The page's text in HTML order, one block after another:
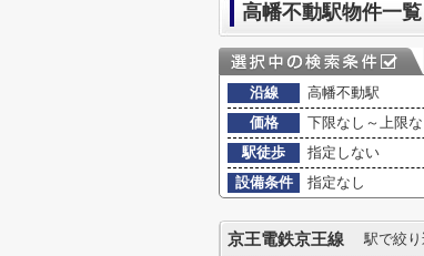
高幡不動駅物件一覧
沿線
高幡不動駅
価格
下限なし～上限な
駅徒歩
指定しない
設備条件
指定なし
京王電鉄京王線 駅で絞り